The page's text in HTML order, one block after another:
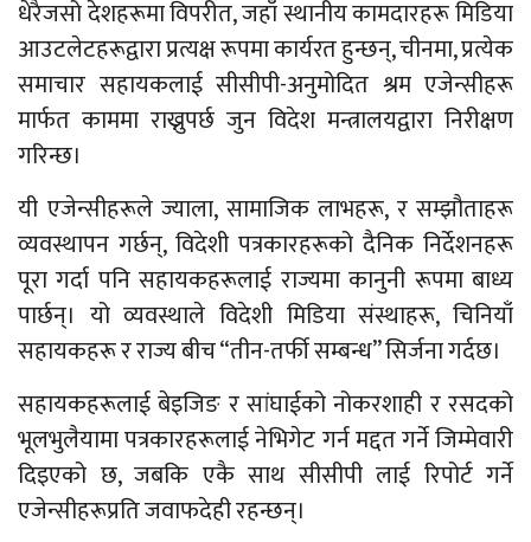
धेरैजसो देशहरूमा विपरीत, जहाँ स्थानीय कामदारहरू मिडिया
आउटलेटहरूद्वारा प्रत्यक्ष रूपमा कार्यरत हुन्छन्, चीनमा, प्रत्येक
समाचार सहायकलाई सीसीपी-अनुमोदित श्रम एजेन्सीहरू
मार्फत काममा राख्नुपर्छ जुन विदेश मन्त्रालयद्वारा निरीक्षण
गरिन्छ।
यी एजेन्सीहरूले ज्याला, सामाजिक लाभहरू, र सम्झौताहरू
व्यवस्थापन गर्छन्, विदेशी पत्रकारहरूको दैनिक निर्देशनहरू
पूरा गर्दा पनि सहायकहरूलाई राज्यमा कानुनी रूपमा बाध्य
पार्छन्। यो व्यवस्थाले विदेशी मिडिया संस्थाहरू, चिनियाँ
सहायकहरू र राज्य बीच “तीन-तर्फी सम्बन्ध” सिर्जना गर्दछ।
सहायकहरूलाई बेइजिङ र सांघाईको नोकरशाही र रसदको
भूलभुलैयामा पत्रकारहरूलाई नेभिगेट गर्न मद्दत गर्ने जिम्मेवारी
दिइएको छ, जबकि एकै साथ सीसीपी लाई रिपोर्ट गर्ने
एजेन्सीहरूप्रति जवाफदेही रहन्छन्।